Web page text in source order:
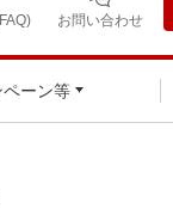
お問い合わせ
ペーン等